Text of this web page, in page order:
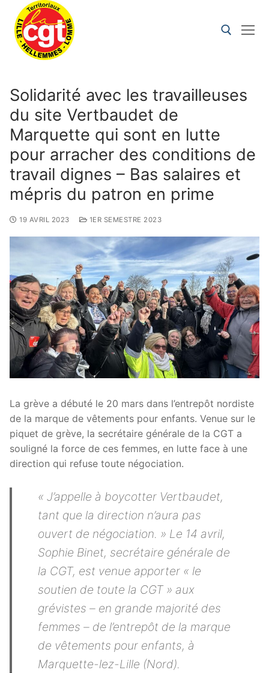
Solidarité avec les travailleuses
du site Vertbaudet de
Marquette qui sont en lutte
pour arracher des conditions de
travail dignes – Bas salaires et
mépris du patron en prime
19 AVRIL 2023 1ER SEMESTRE 2023
La grève a débuté le 20 mars dans l’entrepôt nordiste
de la marque de vêtements pour enfants. Venue sur le
piquet de grève, la secrétaire générale de la CGT a
souligné la force de ces femmes, en lutte face à une
direction qui refuse toute négociation.
« J’appelle à boycotter Vertbaudet,
tant que la direction n’aura pas
ouvert de négociation. » Le 14 avril,
Sophie Binet, secrétaire générale de
la CGT, est venue apporter « le
soutien de toute la CGT » aux
grévistes – en grande majorité des
femmes – de l’entrepôt de la marque
de vêtements pour enfants, à
Marquette-lez-Lille (Nord).